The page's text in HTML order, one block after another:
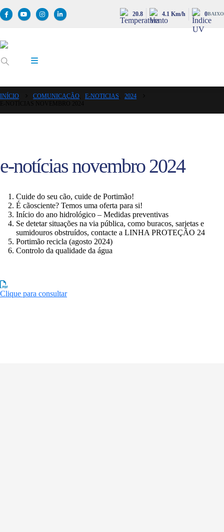
20.8 4.1 Km/h 0BAIXO
INÍCIO COMUNICAÇÃO E-NOTICIAS
2024
e-notícias novembro 2024
Cuide do seu cão, cuide de Portimão!
É cãosciente? Temos uma oferta para si!
Início do ano hidrológico – Medidas preventivas
Se detetar situações na via pública, como buracos, sarjetas e
sumidouros obstruídos, contacte a LINHA PROTEÇÃO 24
Portimão recicla (agosto 2024)
Controlo da qualidade da água
Clique para consultar